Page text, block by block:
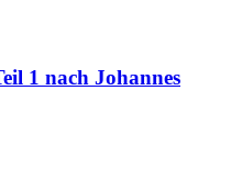
1 nach Johannes